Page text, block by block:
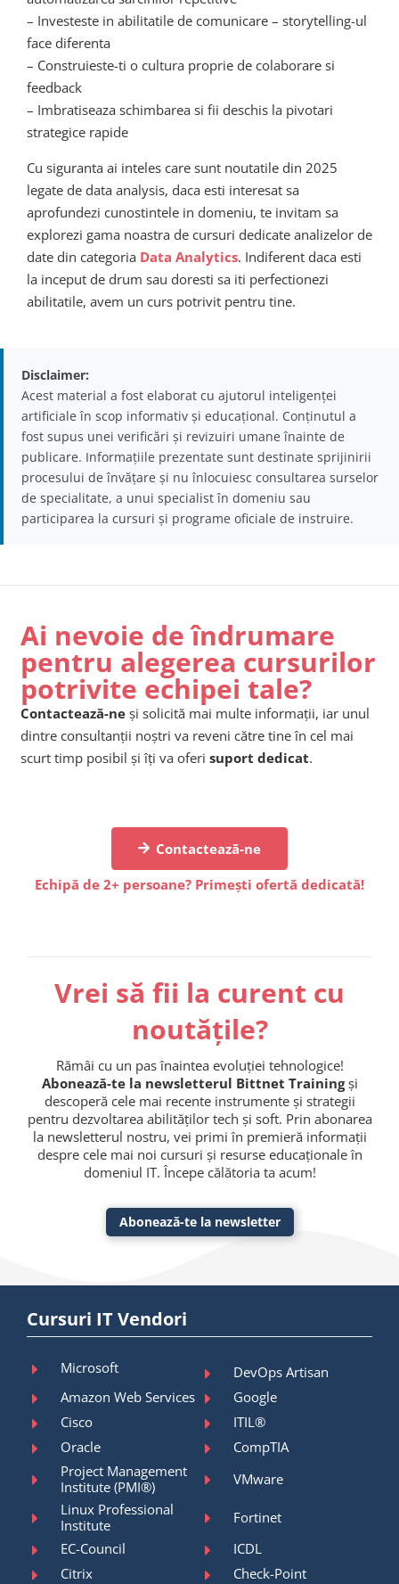
– Investeste in abilitatile de comunicare – storytelling-ul
face diferenta
– Construieste-ti o cultura proprie de colaborare si
feedback
– Imbratiseaza schimbarea si fii deschis la pivotari
strategice rapide
Cu siguranta ai inteles care sunt noutatile din 2025
legate de data analysis, daca esti interesat sa
aprofundezi cunostintele in domeniu, te invitam sa
explorezi gama noastra de cursuri dedicate analizelor de
date din categoria Data Analytics. Indiferent daca esti
la inceput de drum sau doresti sa iti perfectionezi
abilitatile, avem un curs potrivit pentru tine.
Disclaimer:
Acest material a fost elaborat cu ajutorul inteligenței
artificiale în scop informativ și educațional. Conținutul a
fost supus unei verificări și revizuiri umane înainte de
publicare. Informațiile prezentate sunt destinate sprijinirii
procesului de învățare și nu înlocuiesc consultarea surselor
de specialitate, a unui specialist în domeniu sau
participarea la cursuri și programe oficiale de instruire.
Ai nevoie de îndrumare
pentru alegerea cursurilor
potrivite echipei tale?
Contactează-ne și solicită mai multe informații, iar unul
dintre consultanții noștri va reveni către tine în cel mai
scurt timp posibil și îți va oferi suport dedicat.
Contactează-ne
Echipă de 2+ persoane? Primești ofertă dedicată!
Vrei să fii la curent cu
noutățile?
Rămâi cu un pas înaintea evoluției tehnologice!
Abonează-te la newsletterul Bittnet Trainingși
descoperă cele mai recente instrumente și strategii
pentru dezvoltarea abilităților tech și soft. Prin abonarea
la newsletterul nostru, vei primi în premieră informații
despre cele mai noi cursuri și resurse educaționale în
domeniul IT. Începe călătoria ta acum!
Abonează-te la newsletter
Cursuri IT Vendori
Microsoft
DevOps Artisan
Amazon Web Services
Google
Cisco
ITIL®
Oracle
CompTIA
Project Management
Institute (PMI®)
VMware
Linux Professional
Institute
Fortinet
EC-Council
ICDL
Citrix
Check-Point